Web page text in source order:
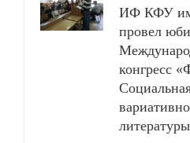
ИФ КФУ
провел
конгресс